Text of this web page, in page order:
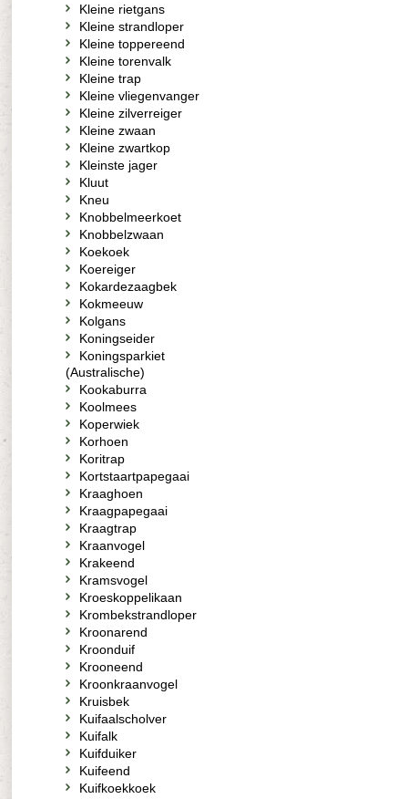
Kleine rietgans
Kleine strandloper
Kleine toppereend
Kleine torenvalk
Kleine trap
Kleine vliegenvanger
Kleine zilverreiger
Kleine zwaan
Kleine zwartkop
Kleinste jager
Kluut
Kneu
Knobbelmeerkoet
Knobbelzwaan
Koekoek
Koereiger
Kokardezaagbek
Kokmeeuw
Kolgans
Koningseider
Koningsparkiet
(Australische)
Kookaburra
Koolmees
Koperwiek
Korhoen
Koritrap
Kortstaartpapegaai
Kraaghoen
Kraagpapegaai
Kraagtrap
Kraanvogel
Krakeend
Kramsvogel
Kroeskoppelikaan
Krombekstrandloper
Kroonarend
Kroonduif
Krooneend
Kroonkraanvogel
Kruisbek
Kuifaalscholver
Kuifalk
Kuifduiker
Kuifeend
Kuifkoekkoek